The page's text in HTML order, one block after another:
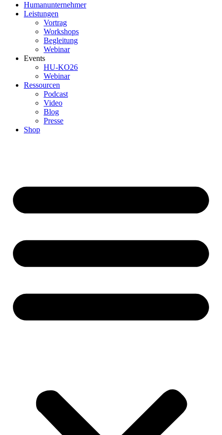
Humanunternehmer
Leistungen
Vortrag
Workshops
Begleitung
Webinar
Events
HU-KO26
Webinar
Ressourcen
Podcast
Video
Blog
Presse
Shop